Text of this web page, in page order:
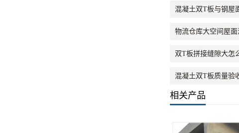
混凝土双T板与钢屋
物流仓库大空间屋
双T板拼接缝隙大怎
混凝土双T板质量验
相关产品